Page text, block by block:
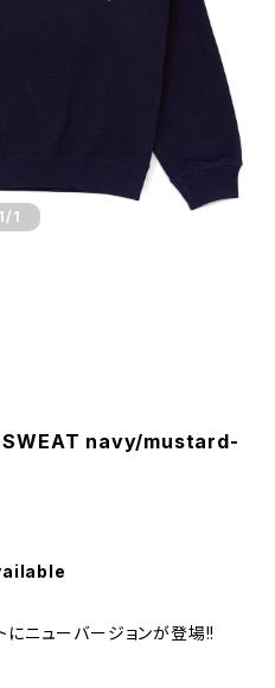
1 /1
SWEAT navy/mustard-
にニューバージョンが登場!!